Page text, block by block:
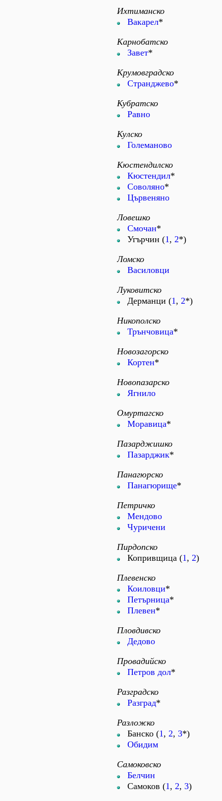
Ихтиманско
Вакарел*
Карнобатско
Завет*
Крумовградско
Странджево*
Кубратско
Равно
Кулско
Големаново
Кюстендилско
Кюстендил*
Соволяно*
Цървеняно
Ловешко
Смочан*
Угърчин (1, 2*)
Ломско
Василовци
Луковитско
Дерманци (1, 2*)
Никополско
Трънчовица*
Новозагорско
Кортен*
Новопазарско
Ягнило
Омуртагско
Моравица*
Пазарджишко
Пазарджик*
Панагюрско
Панагюрище*
Петричко
Мендово
Чуричени
Пирдопско
Копривщица (1, 2)
Плевенско
Коиловци*
Петърница*
Плевен*
Пловдивско
Дедово
Провадийско
Петров дол*
Разградско
Разград*
Разложко
Банско (1, 2, 3*)
Обидим
Самоковско
Белчин
Самоков (1, 2, 3)